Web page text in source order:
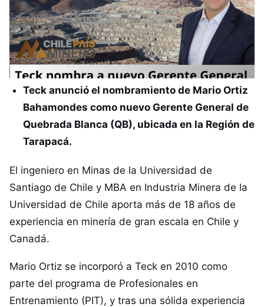
Teck anunció el nombramiento de Mario Ortiz
Bahamondes como nuevo Gerente General de
Quebrada Blanca (QB), ubicada en la Región de
Tarapacá.
El ingeniero en Minas de la Universidad de
Santiago de Chile y MBA en Industria Minera de la
Universidad de Chile aporta más de 18 años de
experiencia en minería de gran escala en Chile y
Canadá.
Mario Ortiz se incorporó a Teck en 2010 como
parte del programa de Profesionales en
Entrenamiento (PIT), y tras una sólida experiencia